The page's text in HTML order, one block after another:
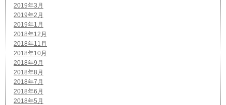
2019年3月
2019年2月
2019年1月
2018年12月
2018年11月
2018年10月
2018年9月
2018年8月
2018年7月
2018年6月
2018年5月